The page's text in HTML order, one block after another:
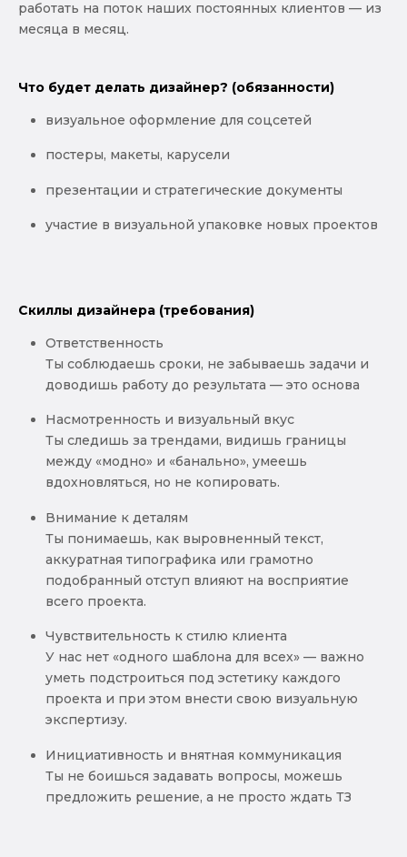
работать на поток наших постоянных клиентов — из
месяца в месяц.
Что будет делать дизайнер? (обязанности)
визуальное оформление для соцсетей
постеры, макеты, карусели
презентации и стратегические документы
участие в визуальной упаковке новых проектов
Скиллы дизайнера (требования)
Ответственность
Ты соблюдаешь сроки, не забываешь задачи и
доводишь работу до результата — это основа
Насмотренность и визуальный вкус
Ты следишь за трендами, видишь границы
между «модно» и «банально», умеешь
вдохновляться, но не копировать.
Внимание к деталям
Ты понимаешь, как выровненный текст,
аккуратная типографика или грамотно
подобранный отступ влияют на восприятие
всего проекта.
Чувствительность к стилю клиента
У нас нет «одного шаблона для всех» — важно
уметь подстроиться под эстетику каждого
проекта и при этом внести свою визуальную
экспертизу.
Инициативность и внятная коммуникация
Ты не боишься задавать вопросы, можешь
предложить решение, а не просто ждать ТЗ